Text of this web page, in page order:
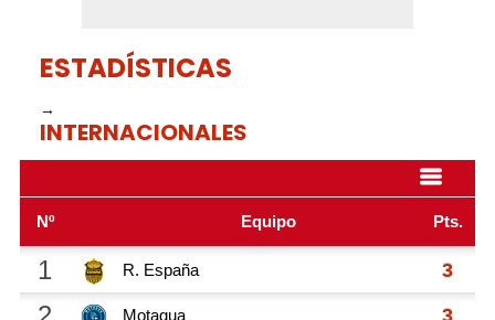
ESTADÍSTICAS
→
INTERNACIONALES